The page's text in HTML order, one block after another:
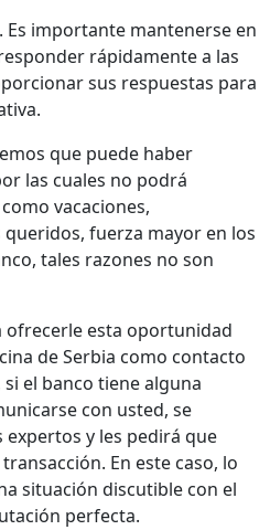
importante mantenerse en
rápidamente a las
sus respuestas para
que puede haber
las cuales no podrá
vacaciones,
fuerza mayor en los
tales razones no son
esta oportunidad
de Serbia como contacto
el banco tiene alguna
con usted, se
y les pedirá que
En este caso, lo
situación discutible con el
perfecta.